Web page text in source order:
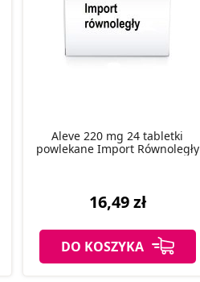
Aleve 220 mg 24 tabletki
powlekane Import Równoległy
16,49 zł
DO KOSZYKA